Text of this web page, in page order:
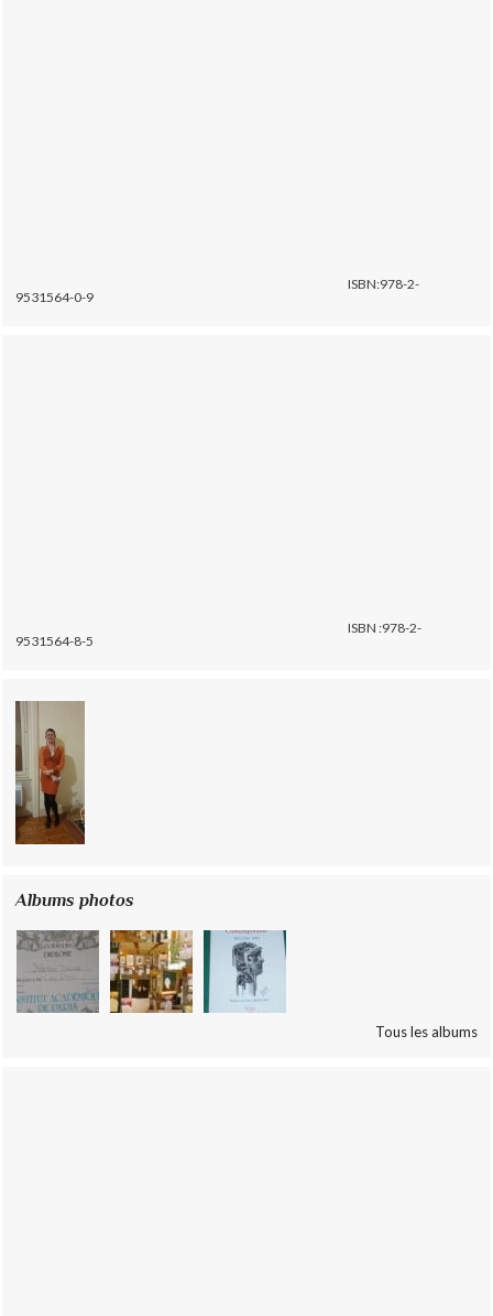
ISBN:978-2-
9531564-0-9
ISBN :978-2-
9531564-8-5
Albums photos
Tous les albums